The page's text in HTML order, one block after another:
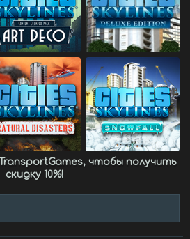
TransportGames, чтобы получить
скидку 10%!